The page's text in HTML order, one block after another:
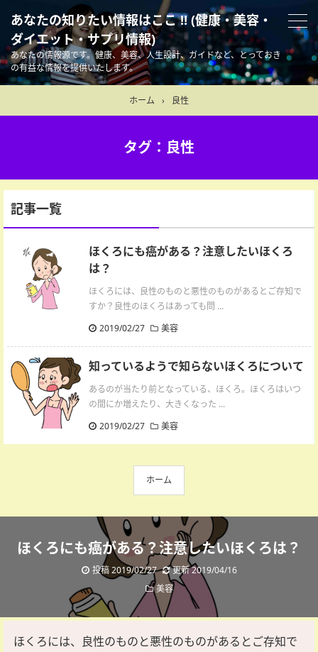
あなたの知りたい情報はここ !! (健康・美容・
ダイエット・サプリ情報)
あなたの情報源です。健康、美容、人生設計、ガイドなど、とっておき
の有益な情報を提供いたします。
ホーム › 良性
タグ：良性
記事一覧
ほくろにも癌がある？注意したいほくろ
は？
ほくろには、良性のものと悪性のものがあるとご存知で
すか？良性のほくろはあっても問 ...
2019/02/27
美容
知っているようで知らないほくろについて
あるのが当たり前となっている、ほくろ。ほくろはいつ
の間にか増えたり、大きくなった ...
2019/02/27
美容
ホーム
ほくろにも癌がある？注意したいほくろは？
投稿 2019/02/27
更新 2019/04/16
美容
ほくろには、良性のものと悪性のものがあるとご存知で